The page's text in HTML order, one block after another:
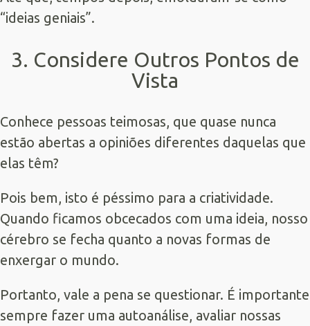
“ideias geniais”.
3. Considere Outros Pontos de
Vista
Conhece pessoas teimosas, que quase nunca
estão abertas a opiniões diferentes daquelas que
elas têm?
Pois bem, isto é péssimo para a criatividade.
Quando ficamos obcecados com uma ideia, nosso
cérebro se fecha quanto a novas formas de
enxergar o mundo.
Portanto, vale a pena se questionar. É importante
sempre fazer uma autoanálise, avaliar nossas